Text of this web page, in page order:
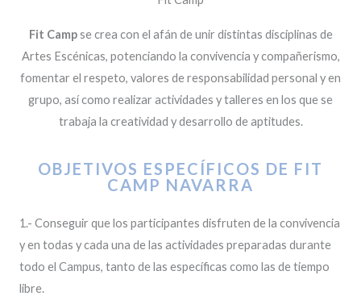
Fit Campse crea con el afán de unir distintas disciplinas de
Artes Escénicas, potenciando la convivencia y compañerismo,
fomentar el respeto, valores de responsabilidad personal y en
grupo, así como realizar actividades y talleres en los que se
trabaja la creatividad y desarrollo de aptitudes.
OBJETIVOS ESPECÍFICOS DE FIT
CAMP NAVARRA
1.- Conseguir que los participantes disfruten de la convivencia
y en todas y cada una de las actividades preparadas durante
todo el Campus, tanto de las específicas como las de tiempo
libre.